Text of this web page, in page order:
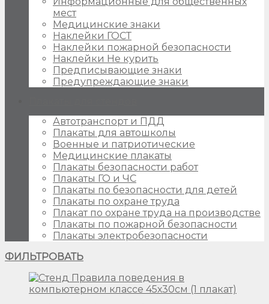
мест
Медицинские знаки
Наклейки ГОСТ
Наклейки пожарной безопасности
Наклейки Не курить
Предписывающие знаки
Предупреждающие знаки
Автотранспорт и ПДД
Плакаты для автошколы
Военные и патриотические
Медицинские плакаты
Плакаты безопасности работ
Плакаты ГО и ЧС
Плакаты по безопасности для детей
Плакаты по охране труда
Плакат по охране труда на производстве
Плакаты по пожарной безопасности
Плакаты электробезопасности
ФИЛЬТРОВАТЬ